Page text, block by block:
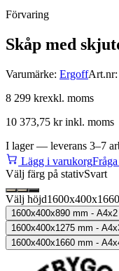
Förvaring
Skåp med
Varumärke: ErgoffArt.nr:
8 299 krexkl. moms
10 373,75 krinkl. moms
I lager — leverans 3–7
Lägg i varukorg
Välj färg på stativSvart
Välj höjd
1600x400x890 mm -
1600x400x1275 mm -
1600x400x1660 mm -